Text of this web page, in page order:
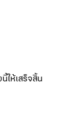
ให้เสร็จสิ้น